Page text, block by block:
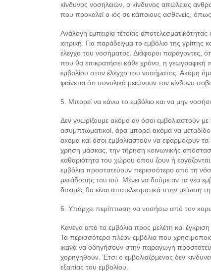
κίνδυνος νοσηλειών, ο κίνδυνος απώλειας
που προκαλεί ο ιός σε κάποιους ασθενείς,
Ανάλογη εμπειρία τέτοιας
ιατρική. Για παράδειγμα το εμβόλιο της γρίπης
έλεγχο του νοσήματος. Διάφοροι παράγοντες,
που θα επικρατήσει κάθε χρόνο, η γεωγραφική
εμβολίου στον έλεγχο του νοσήματος. Ακόμη
φαίνεται ότι συνολικά μειώνουν τον κίνδυνο
5. Μπορεί να κάνω το εμβόλιο και να μην
Δεν γνωρίζουμε ακόμα αν όσοι εμβολιαστούν με
ασυμπτωματικοί, άρα μπορεί ακόμα να
ακόμα και όσοι εμβολιαστούν να εφαρμόζουν
χρήση μάσκας, την τήρηση κοινωνικής
καθαριότητα του χώρου όπου ζουν ή
εμβόλια προστατεύουν περισσότερο από τη
μετάδοσης του ιού. Μένει να δούμε αν τα νέα
δοκιμές θα είναι αποτελεσματικά στην μείωση
6. Υπάρχει περίπτωση να νοσήσω από τον
Κανένα από τα εμβόλια προς μελέτη και
Τα περισσότερα πλέον εμβόλια που
ικανά να οδηγήσουν στην παραγωγή
χορηγηθούν. Έτσι ο εμβολιαζόμενος δεν
εξαιτίας του εμβολίου.